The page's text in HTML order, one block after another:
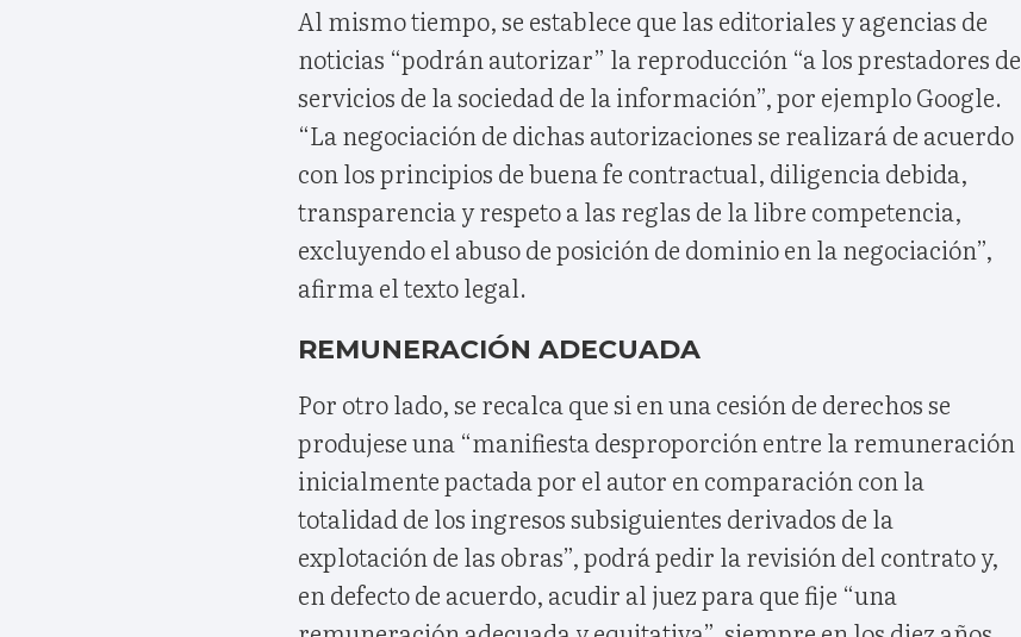
Al mismo tiempo, se establece que las editoriales y agencias de
noticias “podrán autorizar” la reproducción “a los prestadores de
servicios de la sociedad de la información”, por ejemplo Google.
“La negociación de dichas autorizaciones se realizará de acuerdo
con los principios de buena fe contractual, diligencia debida,
transparencia y respeto a las reglas de la libre competencia,
excluyendo el abuso de posición de dominio en la negociación”,
afirma el texto legal.
REMUNERACIÓN ADECUADA
Por otro lado, se recalca que si en una cesión de derechos se
produjese una “manifiesta desproporción entre la remuneración
inicialmente pactada por el autor en comparación con la
totalidad de los ingresos subsiguientes derivados de la
explotación de las obras”, podrá pedir la revisión del contrato y,
en defecto de acuerdo, acudir al juez para que fije “una